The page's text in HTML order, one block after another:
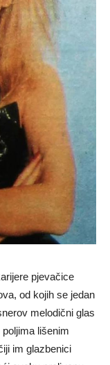
pjevačice
od kojih se jedan
melodični glas
lišenim
im glazbenici